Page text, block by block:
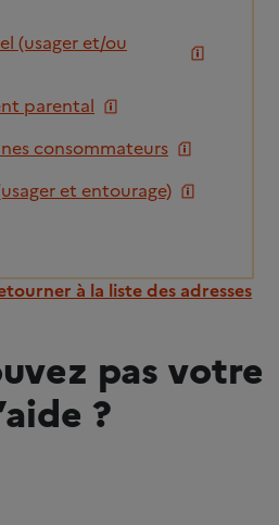
(usager et/ou
parental
consommateurs
et entourage)
à la liste des adresses
pas votre
?